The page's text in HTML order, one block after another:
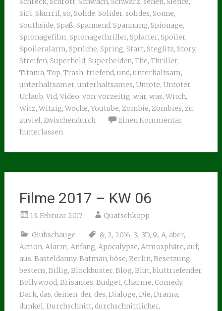
SiFi, Skurril, so, Solide, Solider, solides, Sonne,
Southside, Spaß, Spannend, Spannung, Spionage,
Spionagefilm, Spionagethriller, Splatter, Spoiler,
Spoileralarm, Sprüche, Spring, Start, Steglitz, Story,
Streifen, Superheld, Superhelden, The, Thriller,
Titania, Top, Trash, triefend, und, unterhaltsam,
unterhaltsamer, unterhaltsames, Untote, Untoter,
Urlaub, Vid, Video, von, vorzeitig, war, was, Witch,
Witz, Witzig, Woche, Youtube, Zombie, Zombies, zu,
zuviel, Zwischendurch
Einen Kommentar
hinterlassen
Filme 2017 – KW 06
13. Februar 2017 Quatschkopp
Glubschauge &, 2, 2016, 3., 3D, 9., A, aber,
Action, Alarm, Anfang, Apocalypse, Atmosphäre, auf,
aus, Basteldanny, Batman, böse, Berlin, Besetzung,
bestens, Billig, Blockbuster, Blog, Blut, bluttriefender,
Bollywood, Brisantes, Budget, Charme, Comedy,
Dark, das, deinen, der, des, Dialoge, Die, Drama,
dunkel, Durchschnitt, durchschnittlicher,